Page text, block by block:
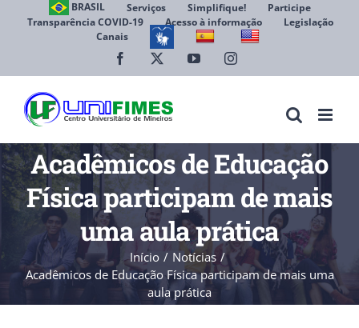
BRASIL Serviços Simplifique!
Participe
Transparência COVID-19
Acesso à informação
Legislação
Canais
Facebook YouTubeInstagram
Acadêmicos de Educação
Física participam de mais
uma aula prática
Início
Notícias
Acadêmicos de Educação Física participam de mais uma
aula prática